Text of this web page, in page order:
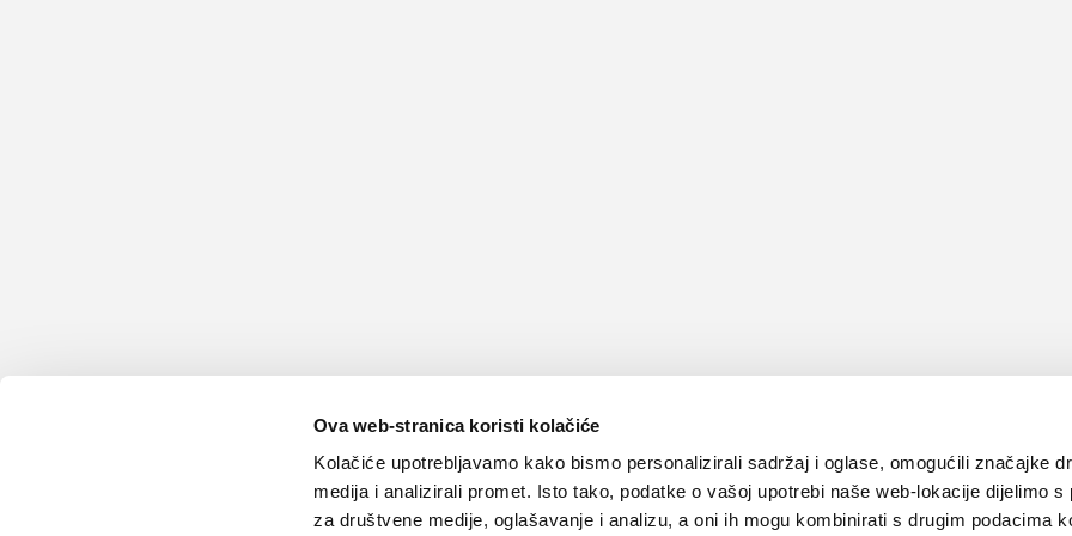
Ova web-stranica koristi kolačiće
Kolačiće upotrebljavamo kako bismo personalizirali sadržaj i oglase, omogućili značajke
medija i analizirali promet. Isto tako, podatke o vašoj upotrebi naše web-lokacije dijelimo s
za društvene medije, oglašavanje i analizu, a oni ih mogu kombinirati s drugim podacima
Kontakt Oglašavanje Impressum Važne pravne